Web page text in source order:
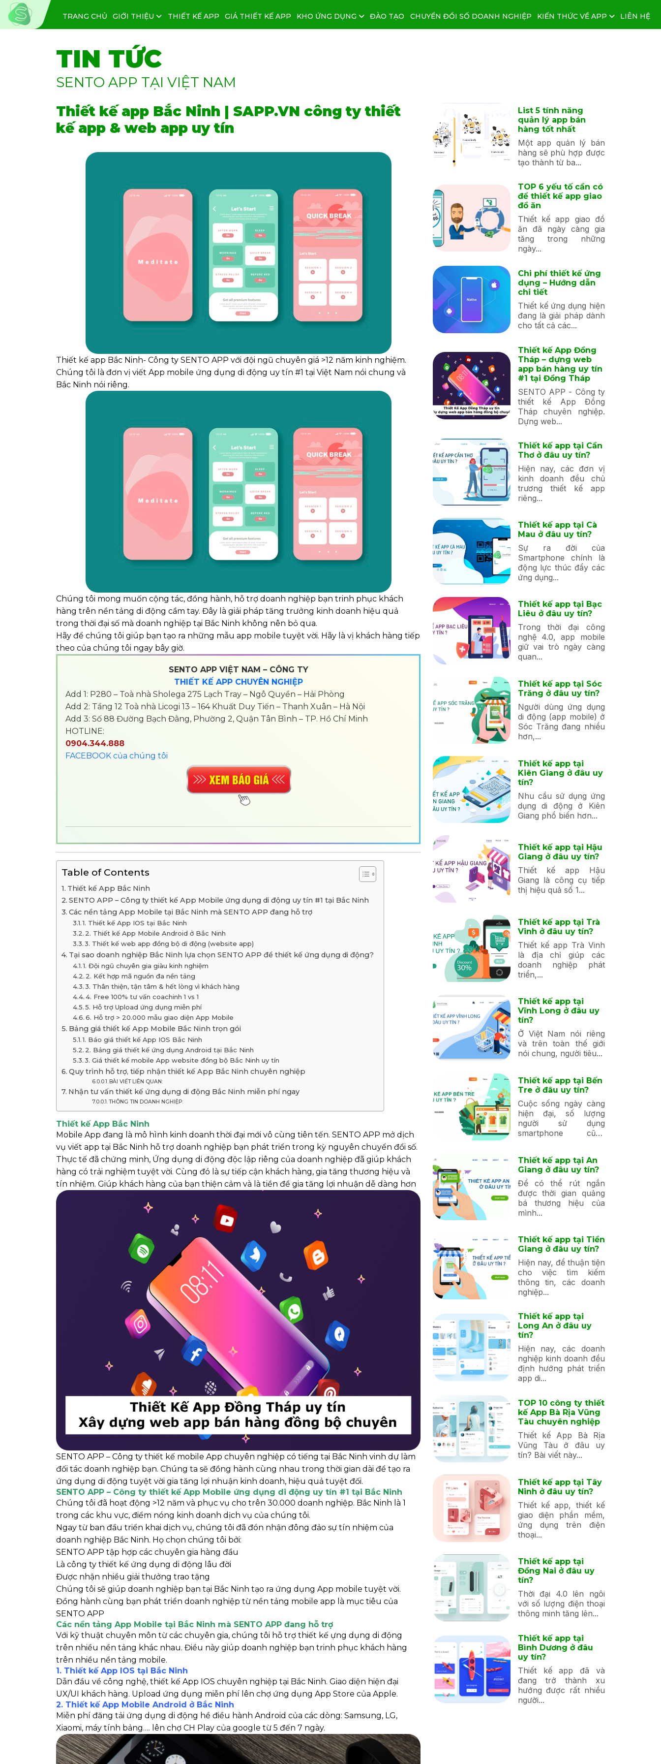
TRANG CHỦ GIỚI THIỆU THIẾT KẾ APP GIÁ THIẾT KẾ APP KHO ỨNG DỤNG ĐÀO TẠO CHUYỂN ĐỔI SỐ DOANH NGHIỆP KIẾN THỨC VỀ APP LIÊN HỆ
TIN TỨC
SENTO APP TẠI VIỆT NAM
Thiết kế app Bắc Ninh | SAPP.VN công ty thiết
kế app & web app uy tín
Thiết kế app Bắc Ninh- Công ty SENTO APP với đội ngũ chuyên giá >12 năm kinh nghiệm.
Chúng tôi là đơn vị viết App mobile ứng dụng di động uy tín #1 tại Việt Nam nói chung và
Bắc Ninh nói riêng.
Chúng tôi mong muốn cộng tác, đồng hành, hỗ trợ doanh nghiệp bạn trinh phục khách
hàng trên nền tảng di động cầm tay. Đây là giải pháp tăng trưởng kinh doanh hiệu quả
trong thời đại số mà doanh nghiệp tại Bắc Ninh không nên bỏ qua.
Hãy để chúng tôi giúp bạn tạo ra những mẫu app mobile tuyệt vời. Hãy là vị khách hàng tiếp
theo của chúng tôi ngay bây giờ.
SENTO APP VIỆT NAM – CÔNG TY
THIẾT KẾ APP CHUYÊN NGHIỆP
Add 1: P280 – Toà nhà Sholega 275 Lạch Tray – Ngô Quyền – Hải Phòng
Add 2: Tầng 12 Toà nhà Licogi 13 – 164 Khuất Duy Tiến – Thanh Xuân – Hà Nội
Add 3: Số 88 Đường Bạch Đằng, Phường 2, Quận Tân Bình – TP. Hồ Chí Minh
HOTLINE:
0904.344.888
FACEBOOK của chúng tôi
Table of Contents
Thiết kế App Bắc Ninh
SENTO APP – Công ty thiết kế App Mobile ứng dụng di động uy tín #1 tại Bắc Ninh
Các nền tảng App Mobile tại Bắc Ninh mà SENTO APP đang hỗ trợ
1. Thiết kế App IOS tại Bắc Ninh
2. Thiết kế App Mobile Android ở Bắc Ninh
3. Thiết kế web app đồng bộ di động (website app)
Tại sao doanh nghiệp Bắc Ninh lựa chọn SENTO APP để thiết kế ứng dụng di động?
1. Đội ngũ chuyên gia giàu kinh nghiệm
2. Kết hợp mã nguồn đa nền tảng
3. Thân thiện, tận tâm & hết lòng vì khách hàng
4. Free 100% tư vấn coachinh 1 vs 1
5. Hỗ trợ Upload ứng dụng miễn phí
6. Hỗ trợ > 20.000 mẫu giao diện App Mobile
Bảng giá thiết kế App Mobile Bắc Ninh trọn gói
1. Báo giá thiết kế App IOS Bắc Ninh
2. Bảng giá thiết kế ứng dụng Android tại Bắc Ninh
3. Giá thiết kế mobile App website đồng bộ Bắc Ninh uy tín
Quy trình hỗ trợ, tiếp nhận thiết kế App Bắc Ninh chuyên nghiệp
BÀI VIẾT LIÊN QUAN:
Nhận tư vấn thiết kế ứng dụng di động Bắc Ninh miễn phí ngay
THÔNG TIN DOANH NGHIỆP:
Thiết kế App Bắc Ninh
Mobile App đang là mô hình kinh doanh thời đại mới vô cùng tiên tến. SENTO APP mở dịch
vụ viết app tại Bắc Ninh hỗ trợ doanh nghiệp bạn phát triển trong kỳ nguyên chuyển đổi số.
Thực tế đã chứng minh, Ứng dụng di động độc lập riêng của doanh nghiệp đã giúp khách
hàng có trải nghiệm tuyệt vời. Cùng đó là sự tiếp cận khách hàng, gia tăng thương hiệu và
tín nhiệm. Giúp khách hàng của bạn thiện cảm và là tiền đề gia tăng lợi nhuận dễ dàng hơn
SENTO APP – Công ty thiết kế mobile App chuyên nghiệp có tiếng tại Bắc Ninh vinh dự làm
đối tác doanh nghiệp bạn. Chúng ta sẽ đồng hành cùng nhau trong thời gian dài để tạo ra
ứng dụng di động tuyệt vời gia tăng lợi nhuận kinh doanh, hiệu quả tuyệt đối.
SENTO APP – Công ty thiết kế App Mobile ứng dụng di động uy tín #1 tại Bắc Ninh
Chúng tôi đã hoạt động >12 năm và phục vụ cho trên 30.000 doanh nghiệp. Bắc Ninh là 1
trong các khu vực, điểm nóng kinh doanh dịch vụ của chúng tôi.
Ngay từ ban đầu triển khai dịch vụ, chúng tôi đã đón nhận đông đảo sự tín nhiệm của
doanh nghiệp Bắc Ninh. Họ chọn chúng tôi bởi:
SENTO APP tập hợp các chuyên gia hàng đầu
Là công ty thiết kế ứng dụng di động lâu đời
Được nhận nhiều giải thưởng trao tặng
Chúng tôi sẽ giúp doanh nghiệp bạn tại Bắc Ninh tạo ra ứng dụng App mobile tuyệt vời.
Đồng hành cùng bạn phát triển doanh nghiệp từ nền tảng mobile app là mục tiêu của
SENTO APP
Các nền tảng App Mobile tại Bắc Ninh mà SENTO APP đang hỗ trợ
Với kỹ thuật chuyên môn từ các chuyên gia, chúng tôi hỗ trợ thiết kế ựng dụng di động
trên nhiều nền tảng khác nhau. Điều này giúp doanh nghiệp bạn trinh phục khách hàng
trên nhiều nền tảng mobile.
1. Thiết kế App IOS tại Bắc Ninh
Dẫn đầu về công nghệ, thiết kế App IOS chuyên nghiệp tại Bắc Ninh. Giao diện hiện đại
UX/UI khách hàng. Upload ứng dụng miễn phí lên chợ ứng dụng App Store của Apple.
2. Thiết kế App Mobile Android ở Bắc Ninh
Miễn phí đăng tải ứng dụng di động hề điều hành Android của các dòng: Samsung, LG,
Xiaomi, máy tính bảng…. lên chợ CH Play của google từ 5 đến 7 ngày.
List 5 tính năng
quản lý app bán
hàng tốt nhất
Một app quản lý bán
hàng sẽ phù hợp được
tạo thành từ ba...
TOP 6 yếu tố cần có
để thiết kế app giao
đồ ăn
Thiết kế app giao đồ
ăn đã ngày càng gia
tăng trong những
ngày...
Chi phí thiết kế ứng
dụng – Hướng dẫn
chi tiết
Thiết kế ứng dụng hiện
đang là giải pháp dành
cho tất cả các...
Thiết kế App Đồng
Tháp – dựng web
app bán hàng uy tín
#1 tại Đồng Tháp
SENTO APP - Công ty
thiết kế App Đồng
Tháp chuyên nghiệp.
Dựng web...
Thiết kế app tại Cần
Thơ ở đâu uy tín?
Hiện nay, các đơn vị
kinh doanh đều chủ
trương thiết kế app
riêng...
Thiết kế app tại Cà
Mau ở đâu uy tín?
Sự ra đời của
Smartphone chính là
động lực thúc đẩy các
ứng dụng...
Thiết kế app tại Bạc
Liêu ở đâu uy tín?
Trong thời đại công
nghệ 4.0, app mobile
giữ vai trò ngày càng
quan...
Thiết kế app tại Sóc
Trăng ở đâu uy tín?
Người dùng ứng dụng
di động (app mobile) ở
Sóc Trăng đang nhiều
hơn,...
Thiết kế app tại
Kiên Giang ở đâu uy
tín?
Nhu cầu sử dụng ứng
dụng di động ở Kiên
Giang phổ biến hơn...
Thiết kế app tại Hậu
Giang ở đâu uy tín?
Thiết kế app Hậu
Giang là công cụ tiếp
thị hiệu quả số 1...
Thiết kế app tại Trà
Vinh ở đâu uy tín?
Thiết kế app Trà Vinh
là địa chỉ giúp các
doanh nghiệp phát
triển,...
Thiết kế app tại
Vĩnh Long ở đâu uy
tín?
Ở Việt Nam nói riêng
và trên toàn thế giới
nói chung, người tiêu...
Thiết kế app tại Bến
Tre ở đâu uy tín?
Cuộc sống ngày càng
hiện đại, số lượng
người sử dụng
smartphone cũng
Thiết kế app tại An
Giang ở đâu uy tín?
Để có thể rút ngắn
được thời gian quảng
bá thương hiệu của
mình...
Thiết kế app tại Tiền
Giang ở đâu uy tín?
Hiện nay, để thuận tiện
cho việc tìm kiếm
thông tin, các doanh
nghiệp...
Thiết kế app tại
Long An ở đâu uy
tín?
Hiện nay, các doanh
nghiệp kinh doanh đều
định hướng phát triển
app di...
TOP 10 công ty thiết
kế App Bà Rịa Vũng
Tàu chuyên nghiệp
Thiết kế App Bà Rịa
Vũng Tàu ở đâu uy
tín? Bài viết này...
Thiết kế app tại Tây
Ninh ở đâu uy tín?
Thiết kế app, thiết kế
giao diện phần mềm,
ứng dụng trên điện
thoại...
Thiết kế app tại
Đồng Nai ở đâu uy
tín?
Thời đại 4.0 lên ngôi
với số lượng điện thoại
thông minh tăng lên...
Thiết kế app tại
Bình Dương ở đâu
uy tín?
Thiết kế app đã và
đang trở thành xu
hướng được rất nhiều
người...